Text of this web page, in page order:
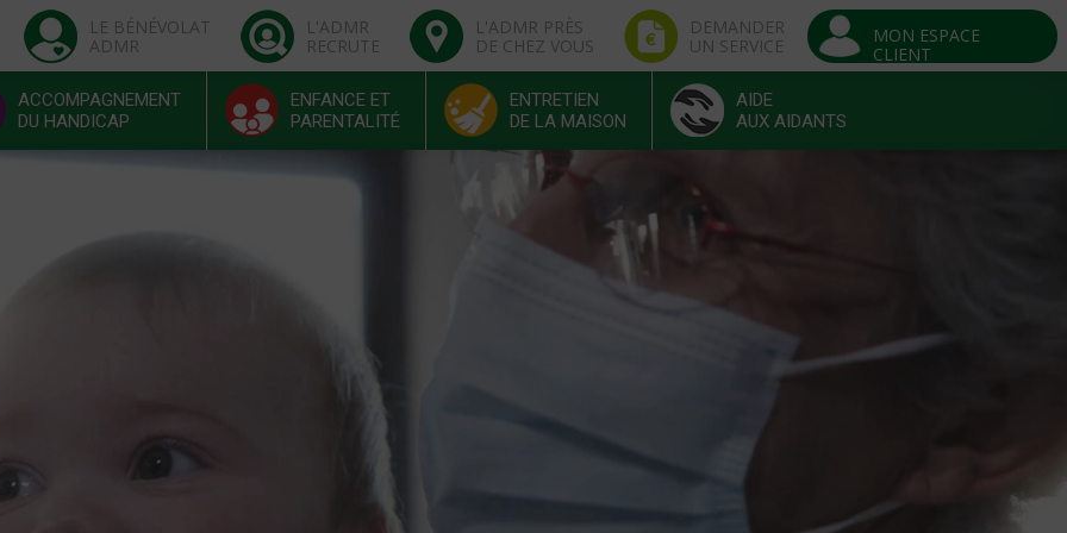
LE BÉNÉVOLAT
ADMR
L'ADMR
RECRUTE
L'ADMR PRÈS
DE CHEZ VOUS
DEMANDER
UN SERVICE
MON ESPACE
CLIENT
ACCOMPAGNEMENT
DU HANDICAP
ENFANCE ET
PARENTALITÉ
ENTRETIEN
DE LA MAISON
AIDE
AUX AIDANTS